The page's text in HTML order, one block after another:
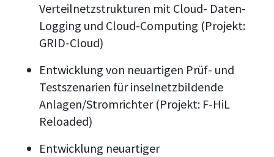
Verteilnetzstrukturen mit Cloud- Daten-
Logging und Cloud-Computing (Projekt:
GRID-Cloud)
Entwicklung von neuartigen Prüf- und
Testszenarien für inselnetzbildende
Anlagen/Stromrichter (Projekt: F-HiL
Reloaded)
Entwicklung neuartiger